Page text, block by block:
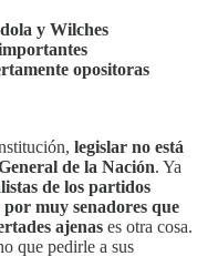
y Wilches
opositoras
legislar no está
de la Nación. Ya
de los partidos
muy senadores que
ajenas es otra cosa.
que pedirle a sus